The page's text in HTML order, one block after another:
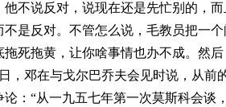
不说反对，说现在还是先忙别的，
是反对。不管怎么说，毛教员把一
死拖黄，让你啥事情也办不成。然
日，邓在与戈尔巴乔夫会见时说，从前
：“从一九五七年第一次莫斯科会谈